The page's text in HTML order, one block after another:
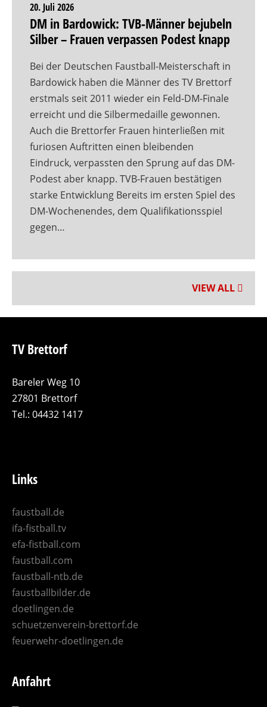
20. Juli 2026
DM in Bardowick: TVB-Männer bejubeln
Silber – Frauen verpassen Podest knapp
Bei der Deutschen Faustball-Meisterschaft in
Bardowick haben die Männer des TV Brettorf
erstmals seit 2011 wieder ein Feld-DM-Finale
erreicht und die Silbermedaille gewonnen.
Auch die Brettorfer Frauen hinterließen mit
furiosen Auftritten einen bleibenden
Eindruck, verpassten den Sprung auf das DM-
Podest aber knapp. TVB-Frauen bestätigen
starke Entwicklung Bereits im ersten Spiel des
DM-Wochenendes, dem Qualifikationsspiel
gegen…
VIEW ALL
TV Brettorf
Bareler Weg 10
27801 Brettorf
Tel.: 04432 1417
Links
faustball.de
ifa-fistball.tv
efa-fistball.com
faustball.com
faustball-ntb.de
faustballbilder.de
doetlingen.de
schuetzenverein-brettorf.de
feuerwehr-doetlingen.de
Anfahrt